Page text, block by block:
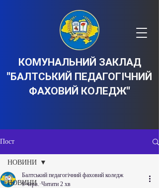
КОМУНАЛЬНИЙ ЗАКЛАД
"БАЛТСЬКИЙ ПЕДАГОГІЧНИЙ
ФАХОВИЙ КОЛЕДЖ"
Пост
НОВИНИ
НОВИНИ
Балтський педагогічний фаховий коледж
9 черв. Читати 2 хв